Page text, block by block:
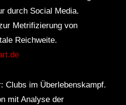
durch Social Media.
Metrifizierung von
Reichweite.
Clubs im Überlebenskampf.
mit Analyse der